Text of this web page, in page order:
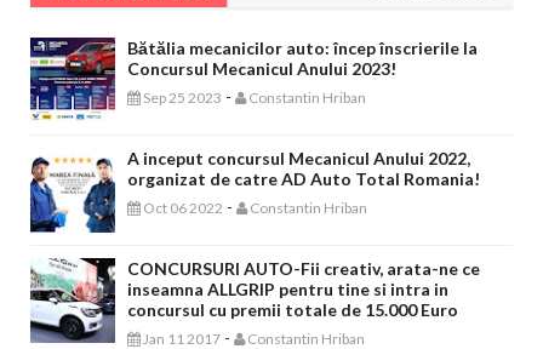
Bătălia mecanicilor auto: încep înscrierile la
Concursul Mecanicul Anului 2023!
Sep 25 2023 - Constantin Hriban
A inceput concursul Mecanicul Anului 2022,
organizat de catre AD Auto Total Romania!
Oct 06 2022 - Constantin Hriban
CONCURSURI AUTO-Fii creativ, arata-ne ce
inseamna ALLGRIP pentru tine si intra in
concursul cu premii totale de 15.000 Euro
Jan 11 2017 - Constantin Hriban